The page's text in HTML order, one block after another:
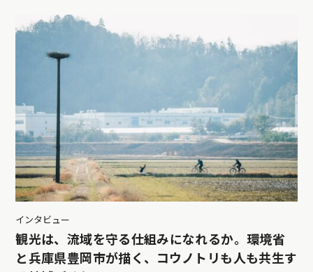
インタビュー
観光は、流域を守る仕組みになれるか。環境省
と兵庫県豊岡市が描く、コウノトリも人も共生す